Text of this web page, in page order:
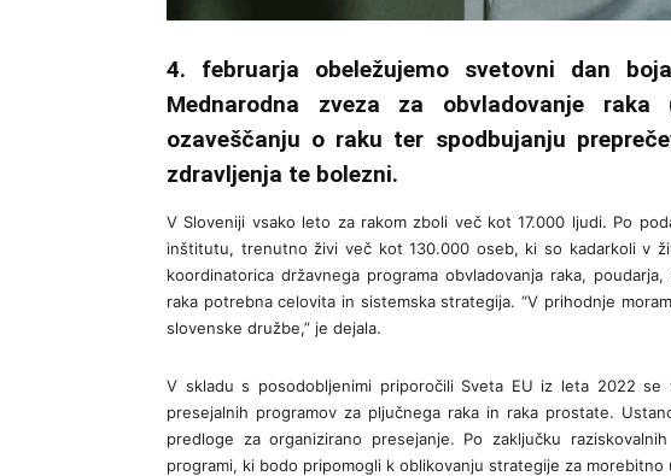
4. februarja obeležujemo svetovni dan
Mednarodna zveza za obvladovanje
ozaveščanju o raku ter spodbujanju
zdravljenja te bolezni.
V Sloveniji vsako leto za rakom zboli več kot 17.000 ljudi. Po
inštitutu, trenutno živi več kot 130.000 oseb, ki so kadarkoli v
koordinatorica državnega programa obvladovanja raka,
raka potrebna celovita in sistemska strategija. “V prihodnje
slovenske družbe,” je dejala.
V skladu s posodobljenimi priporočili Sveta EU iz leta 2022 se
presejalnih programov za pljučnega raka in raka prostate.
predloge za organizirano presejanje. Po zaključku
programi, ki bodo pripomogli k oblikovanju strategije za